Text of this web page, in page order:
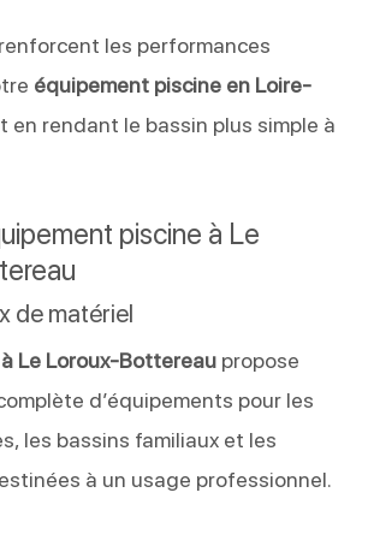
les performances
équipement piscine en Loire-
en rendant le bassin plus simple à
piscine à Le
de matériel
Le Loroux-Bottereaupropose
d’équipements pour les
les bassins familiaux et les
à un usage professionnel.